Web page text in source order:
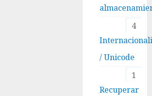
4
/ Unicode
1
Recuperar